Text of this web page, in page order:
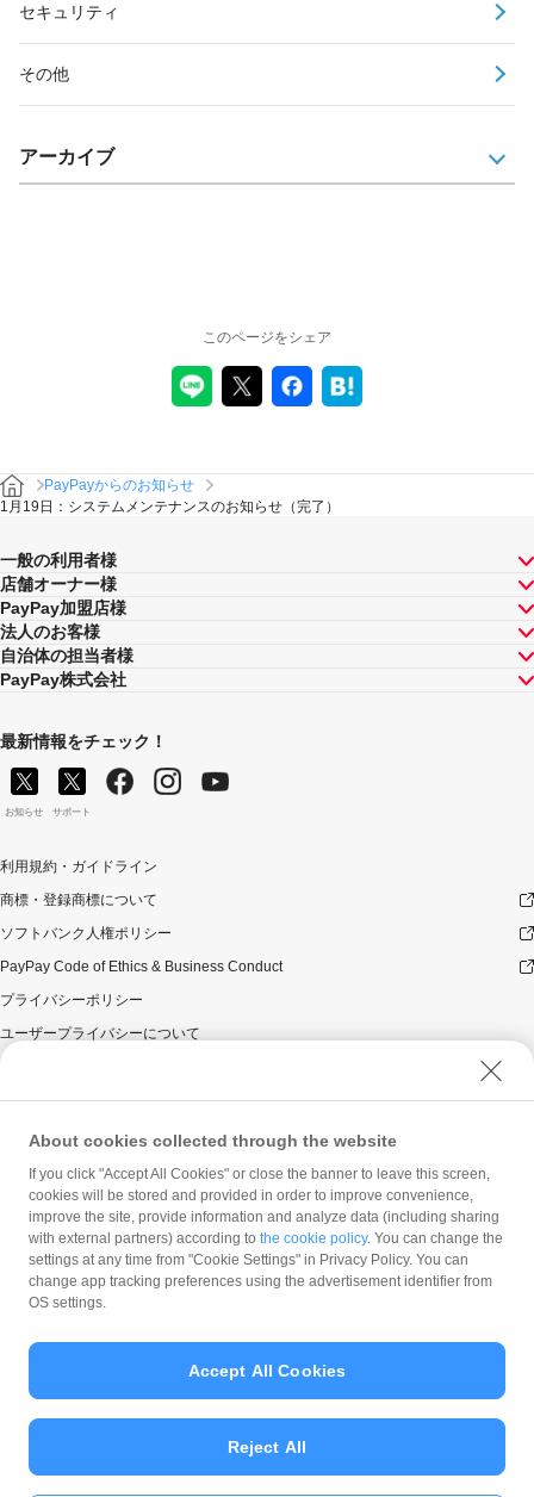
セキュリティ
その他
アーカイブ
このページをシェア
PayPayからのお知らせ
1月19日：システムメンテナンスのお知らせ（完了）
一般の利用者様
店舗オーナー様
PayPay加盟店様
法人のお客様
自治体の担当者様
PayPay株式会社
最新情報をチェック！
お知らせ サポート
利用規約・ガイドライン
商標・登録商標について
ソフトバンク人権ポリシー
PayPay Code of Ethics & Business Conduct
プライバシーポリシー
ユーザープライバシーについて
ウェブサイト利用規約
反社会的勢力に対する方針
勧誘方針
マネロン等基本方針
カスタマーハラスメントに関する当社の考え方
© PayPay Corporation
About cookies collected through the website
If you click "Accept All Cookies" or close the banner to leave this screen,
cookies will be stored and provided in order to improve convenience,
improve the site, provide information and analyze data (including sharing
with external partners) according to the cookie policy. You can change the
settings at any time from "Cookie Settings" in Privacy Policy. You can
change app tracking preferences using the advertisement identifier from
OS settings.
Reject All
Accept All Cookies